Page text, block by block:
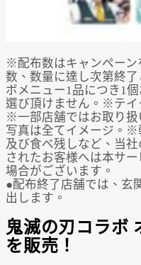
※配布数はキャンペーン
数、数量に達し次第終
ボメニュー1品につき1
選び頂けません。※テイ
※一部店舗ではお取り
写真は全てイメージ。※
及び食べ残しなど、当
されたお客様へは本サ
場合がございます。
●配布終了店舗では、玄
出します。
鬼滅の刃コラボ
を販売！